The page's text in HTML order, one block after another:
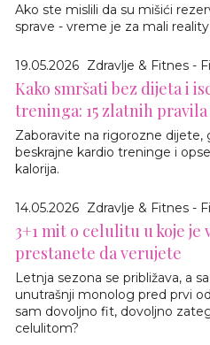
Ako ste mislili da su mišići
sprave - vreme je za mali
19.05.2026 Zdravlje & Fitnes -
Kako smršati bez dijeta i
treninga: 15 zlatnih pravila
Zaboravite na rigorozne dijete,
beskrajne kardio treninge i
kalorija.
14.05.2026 Zdravlje & Fitnes -
3+1 mit o celulitu u koje je
prestanete da verujete
Letnja sezona se približava, a
unutrašnji monolog pred prvi
sam dovoljno fit, dovoljno
celulitom?